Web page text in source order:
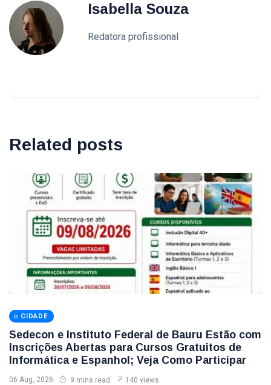
Isabella Souza
Redatora profissional
Related posts
CIDADE
Sedecon e Instituto Federal de Bauru Estão com
Inscrições Abertas para Cursos Gratuitos de
Informática e Espanhol; Veja Como Participar
06 Aug, 2026 9 mins read 140 views